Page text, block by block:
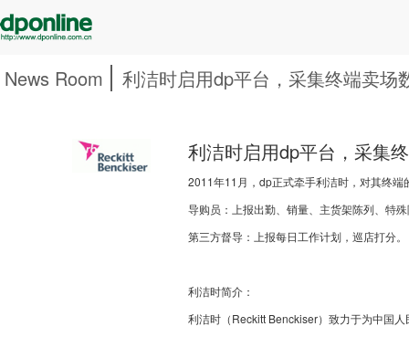
News Room 利洁时启用dp平台，采集终端卖场
利洁时启用dp平台，采集
2011年11月，dp正式牵手利洁时，对其终
导购员：上报出勤、销量、主货架陈列、特
第三方督导：上报每日工作计划，巡店打分。
利洁时简介：
利洁时（Reckitt Benckiser）致力于为中国